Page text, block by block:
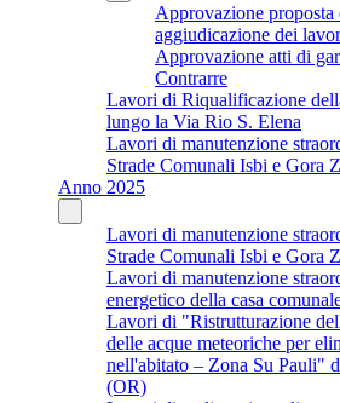
Approvazione
aggiudicazione dei
Approvazione atti di
Contrarre
Lavori di Riqualificazione
lungo la Via Rio S. Elena
Lavori di manutenzione
Strade Comunali Isbi e Gora
Anno 2025
Lavori di manutenzione
Strade Comunali Isbi e Gora
Lavori di manutenzione
energetico della casa
Lavori di "Ristrutturazione
delle acque meteoriche per
nell'abitato – Zona Su Pauli"
(OR)